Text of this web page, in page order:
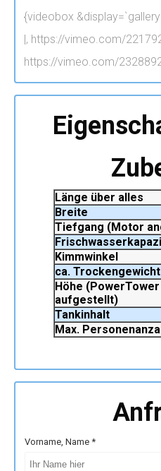
{videobox
|, https://vimeo.com/
https://vimeo.com/
Länge über alles
Breite
Tiefgang (Motor
Kimmwinkel
ca. Trockengewicht
Höhe (PowerTower
aufgestellt)
Tankinhalt
Max.
Vorname, Name *